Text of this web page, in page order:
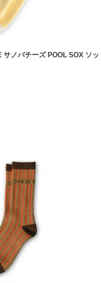
サノバチーズ POOL SOX ソッ